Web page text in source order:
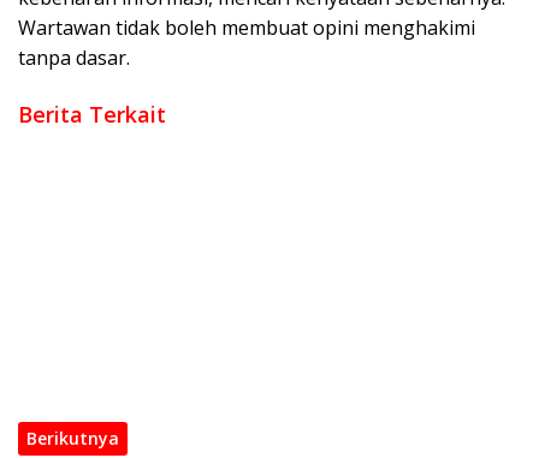
Wartawan tidak boleh membuat opini menghakimi
tanpa dasar.
Berita Terkait
Berikutnya